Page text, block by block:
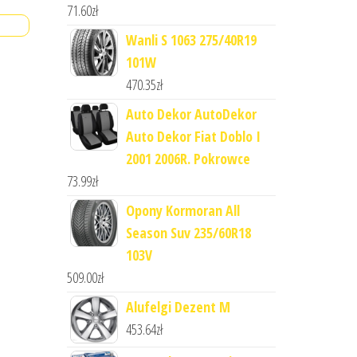
71.60zł
Wanli S 1063 275/40R19
101W
470.35zł
Auto Dekor AutoDekor
Auto Dekor Fiat Doblo I
2001 2006R. Pokrowce
73.99zł
Opony Kormoran All
Season Suv 235/60R18
103V
509.00zł
Alufelgi Dezent M
453.64zł